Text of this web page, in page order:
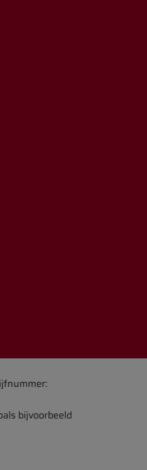
bijvoorbeeld